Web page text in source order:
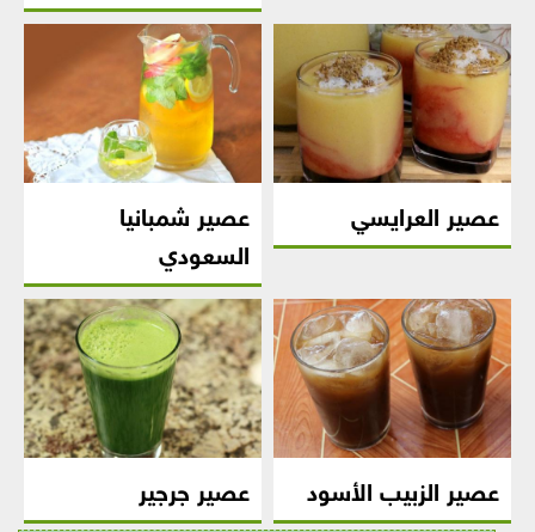
عصير العرايسي
عصير شمبانيا
السعودي
عصير الزبيب الأسود عصير جرجير